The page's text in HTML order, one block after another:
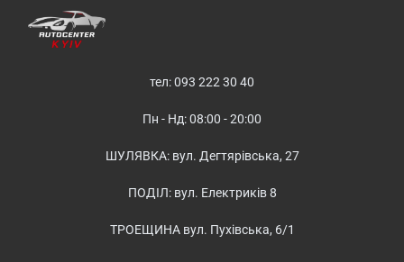
тел: 093 222 30 40
Пн - Нд: 08:00 - 20:00
ШУЛЯВКА: вул. Дегтярівська, 27
ПОДІЛ: вул. Електриків 8
ТРОЕЩИНА вул. Пухівська, 6/1